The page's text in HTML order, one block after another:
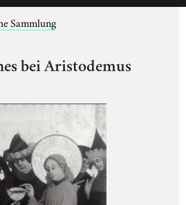
Sammlung
bei Aristodemus